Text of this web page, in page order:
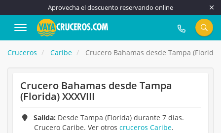
Aprovecha el descuento reservando online
917 815 555
Cruceros Caribe Crucero Bahamas desde Tampa (Florida)
Crucero Bahamas desde Tampa
(Florida) XXXVIII
Salida: Desde Tampa (Florida) durante 7 días.
Crucero Caribe. Ver otros cruceros Caribe.